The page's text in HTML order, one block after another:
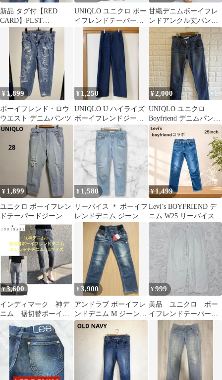
新品 タグ付【RED
CARD】PLST
Anniversary 25th 22
UNIQLO ユニクロ ボー
イフレンドテーパード
ジーンズ（アンクル
丈）青 24
甘織デニムボーイフレ
ンドアンクル丈パン
ツ アメカジ ユーズ
ド ゆったり
¥ 1,899
ボーイフレンド・ロウ
ウエスト デニムパンツ
¥ 1,250
UNIQLO U ハイライズ
ボーイフレンドジーン
ズ デニムパンツ
¥2,000
UNIQLO ユニクロ
Boyfriend デニムパンツ
レディース ブルー M
¥ 1,899
ユニクロ ボーイフレン
ドテーパードジーン
ズ ダメージ加工 ア
ンクル丈 無地 春秋
¥ 1,580
リーバイス ＊ ボーイフ
レンドデニム ジーンズ
Gパン 薄手 春 夏 秋 M
¥1,499
Levi’s BOYFRIEND デ
ニム W25 リーバイス
ボーイフレンド
¥3,600
インディマーク 神デ
ニム 裾切替ボーイフ
レンドデニム ストレッ
チデニム グレーL
¥3,900
アンドラブ ボーイフレ
ンドデニム M ジーンズ
パンツ ズボン 新品 タ
¥999
美品 ユニクロ ボー
イフレンドテーパード
ジーンズ XL オフホワ